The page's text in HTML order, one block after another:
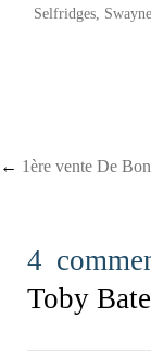
Selfridges,
Post
← 1ère vente De
4
Toby